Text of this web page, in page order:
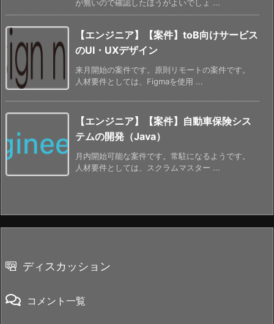
が無いので確認したほうがよいでしょ ...
【エンジニア】【案件】toB向けサービス
のUI・UXデザイン
来月開始の案件です。原則リモートの案件です。
人材要件としては、Figmaを使用 ...
【エンジニア】【案件】自動車保険シス
テムの開発（Java）
月内開始可能な案件です。常駐になるようです。
人材要件としては、スクラムマスター ...
ディスカッション
コメント一覧